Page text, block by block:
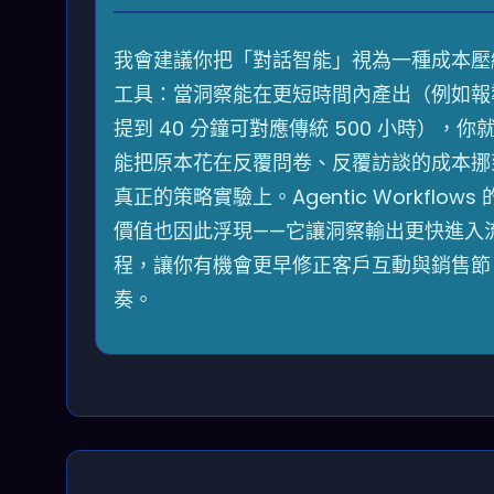
我會建議你把「對話智能」視為一種成本
工具：當洞察能在更短時間內產出（例如
提到 40 分鐘可對應傳統 500 小時），你
能把原本花在反覆問卷、反覆訪談的成本
真正的策略實驗上。Agentic Workflows
價值也因此浮現——它讓洞察輸出更快進入
程，讓你有機會更早修正客戶互動與銷售節
奏。